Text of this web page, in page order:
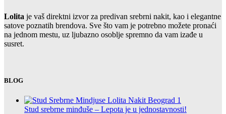
Lolita je vaš direktni izvor za predivan srebrni nakit, kao i elegantne
satove poznatih brendova. Sve što vam je potrebno možete pronaći
na jednom mestu, uz ljubazno osoblje spremno da vam izađe u
susret.
BLOG
Stud srebrne minđuše – Lepota je u jednostavnosti!